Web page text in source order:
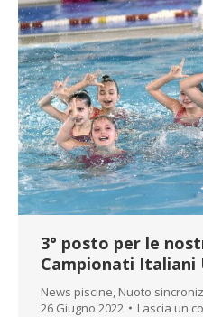
3° posto per le
Campionati Italiani
News piscine, Nuoto
26 Giugno 2022
Lascia un